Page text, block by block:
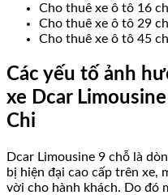
Cho thuê xe ô tô 16
Cho thuê xe ô tô 29
Cho thuê xe ô tô 45
Các yếu tố ảnh
xe Dcar
Chi
Dcar Limousine 9 chỗ là
bị hiện đại cao cấp trên xe,
vời cho hành khách. Do đó